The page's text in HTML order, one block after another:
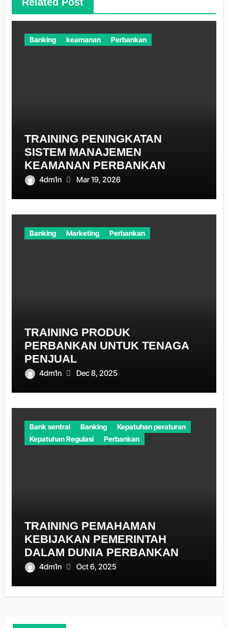
Banking keamanan Perbankan
TRAINING PENINGKATAN
SISTEM MANAJEMEN
KEAMANAN PERBANKAN
4dm1n Mar 19, 2026
Banking Marketing Perbankan
TRAINING PRODUK
PERBANKAN UNTUK TENAGA
PENJUAL
4dm1n Dec 8, 2025
Bank sentral Banking
Kepatuhan peraturan
Kepatuhan Regulasi
Perbankan
TRAINING PEMAHAMAN
KEBIJAKAN PEMERINTAH
DALAM DUNIA PERBANKAN
4dm1n Oct 6, 2025